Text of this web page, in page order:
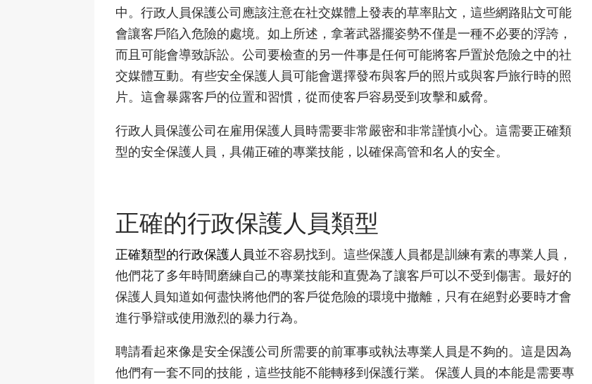
中。行政人員保護公司應該注意在社交媒體上發表的草率貼文，這些網路貼文可能
會讓客戶陷入危險的處境。如上所述，拿著武器擺姿勢不僅是一種不必要的浮誇，
而且可能會導致訴訟。公司要檢查的另一件事是任何可能將客戶置於危險之中的社
交媒體互動。有些安全保護人員可能會選擇發布與客戶的照片或與客戶旅行時的照
片。這會暴露客戶的位置和習慣，從而使客戶容易受到攻擊和威脅。
行政人員保護公司在雇用保護人員時需要非常嚴密和非常謹慎小心。這需要正確類
型的安全保護人員，具備正確的專業技能，以確保高管和名人的安全。
正確的行政保護人員類型
正確類型的行政保護人員並不容易找到。這些保護人員都是訓練有素的專業人員，
他們花了多年時間磨練自己的專業技能和直覺為了讓客戶可以不受到傷害。最好的
保護人員知道如何盡快將他們的客戶從危險的環境中撤離，只有在絕對必要時才會
進行爭辯或使用激烈的暴力行為。
聘請看起來像是安全保護公司所需要的前軍事或執法專業人員是不夠的。這是因為
他們有一套不同的技能，這些技能不能轉移到保護行業。 保護人員的本能是需要專